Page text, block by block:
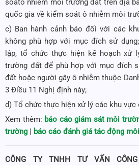
soátô nhiễm môi trường đất trên địa
quốc gia về kiểm soát ô nhiễm môi
c) Ban hành cảnh báo đối với các
không phù hợp với mục đích sử
lập, tổ chức thực hiện kế hoạch xử
trường đất để phù hợp với mục đích
đất hoặc người gây ô nhiễm thuộc
3 Điều 11 Nghị định này;
d) Tổ chức thực hiện xử lý các khu vực
Xem thêm: báo cáo giám sát môi
trường | báo cáo đánh giá tác động
CÔNG TY TNHH TƯ VẤN